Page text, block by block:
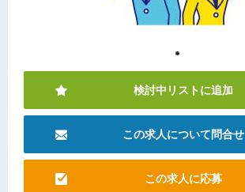
検討中リストに追加
この求人について問合せ
この求人に応募